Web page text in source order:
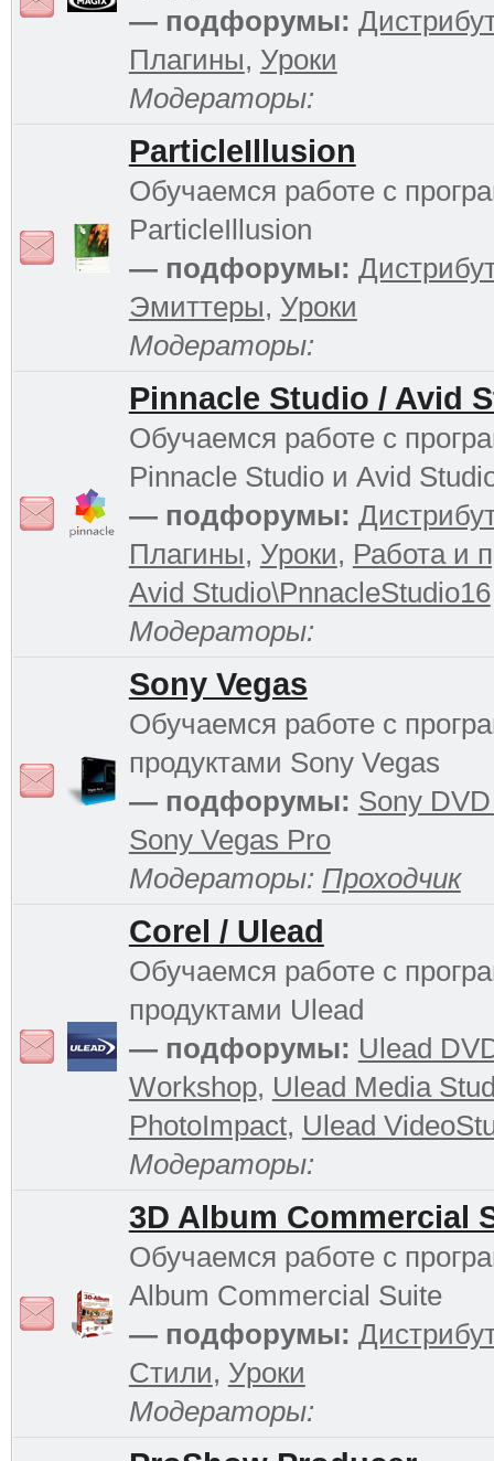
— подфорумы:
Плагины, Уроки
Модераторы:
ParticleIllusion
Обучаемся работе с
ParticleIllusion
— подфорумы:
Эмиттеры, Уроки
Модераторы:
Pinnacle Studio / Avid
Обучаемся работе с
Pinnacle Studio и Avid
— подфорумы:
Плагины, Уроки, Работа и
Avid Studio\PnnacleStudio16
Модераторы:
Sony Vegas
Обучаемся работе с
продуктами Sony Vegas
— подфорумы: Sony
Sony Vegas Pro
Модераторы: Проходчик
Corel / Ulead
Обучаемся работе с
продуктами Ulead
— подфорумы: Ulead
Workshop, Ulead Media
PhotoImpact, Ulead
Модераторы:
3D Album Commercial
Обучаемся работе с
Album Commercial Suite
— подфорумы:
Стили, Уроки
Модераторы: